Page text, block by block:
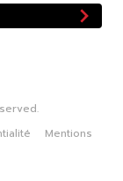
Mentions